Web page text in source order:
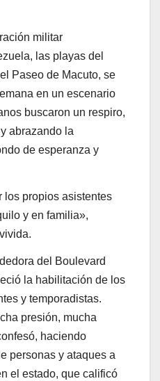
militar
las playas del
Paseo de Macuto, se
en un escenario
buscaron un respiro,
abrazando la
de esperanza y
los propios asistentes
y en familia»,
del Boulevard
la habilitación de los
y temporadistas.
presión, mucha
haciendo
personas y ataques a
el estado, que calificó